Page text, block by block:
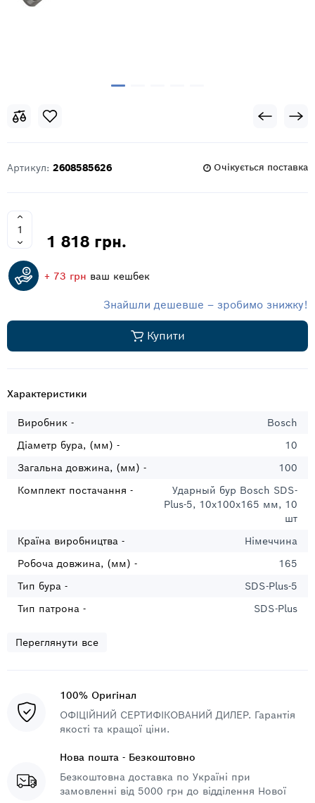
Артикул: 2608585626 Очікується поставка
1 818 грн.
+ 73 грн ваш кешбек
Знайшли дешевше – зробимо знижку!
Купити
Характеристики
Виробник -
Bosch
Діаметр бура, (мм) -
10
Загальна довжина, (мм) -
100
Комплект постачання -
Ударный бур Bosch SDS-
Plus-5, 10х100х165 мм, 10
шт
Країна виробництва -
Німеччина
Робоча довжина, (мм) -
165
Тип бура -
SDS-Plus-5
Тип патрона -
SDS-Plus
Переглянути все
100% Оригінал
ОФІЦІЙНИЙ СЕРТИФІКОВАНИЙ ДИЛЕР. Гарантія
якості та кращої ціни.
Нова пошта - Безкоштовно
Безкоштовна доставка по Україні при
замовленні від 5000 грн до відділення Нової